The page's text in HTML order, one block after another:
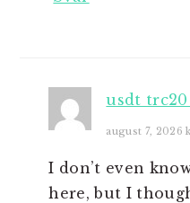
usdt
august 7, 2026
I don’t even
here, but I